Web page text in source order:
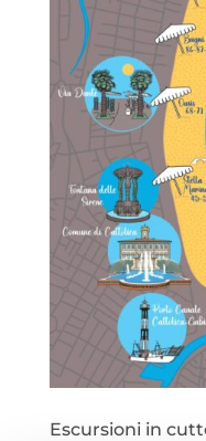
Escursioni in